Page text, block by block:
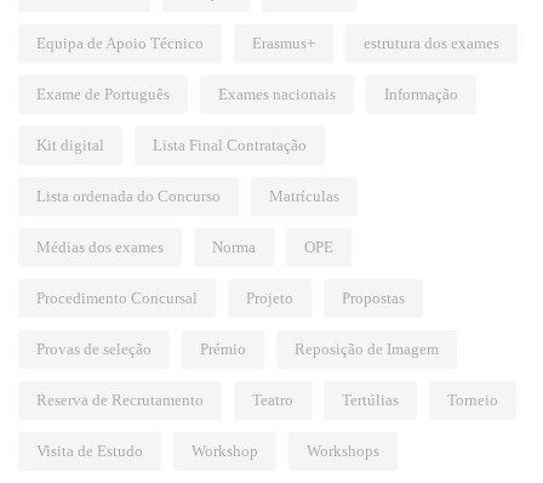
Equipa de Apoio Técnico Erasmus+ estrutura dos exames
Exame de Português Exames nacionais Informação
Kit digital Lista Final Contratação
Lista ordenada do Concurso Matrículas
Médias dos exames Norma OPE
Procedimento Concursal Projeto Propostas
Provas de seleção Prémio Reposição de Imagem
Reserva de Recrutamento Teatro Tertúlias Torneio
Visita de Estudo Workshop Workshops